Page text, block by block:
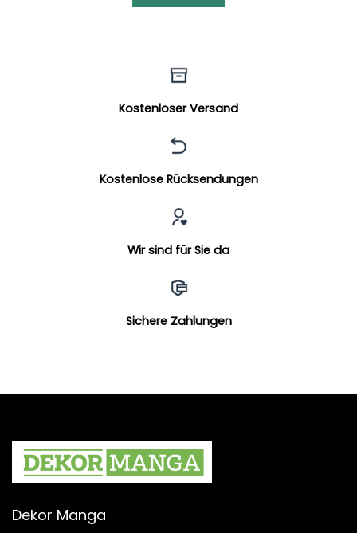
Kostenloser Versand
Kostenlose Rücksendungen
Wir sind für Sie da
Sichere Zahlungen
Dekor Manga